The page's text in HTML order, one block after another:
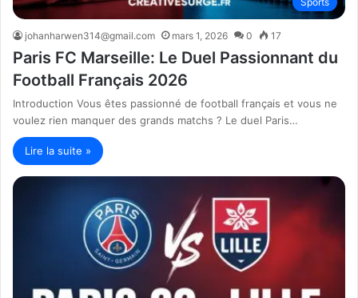
johanharwen314@gmail.com mars 1, 2026 0 17
Paris FC Marseille: Le Duel Passionnant du
Football Français 2026
Introduction Vous êtes passionné de football français et vous ne
voulez rien manquer des grands matchs ? Le duel Paris…
Lire la suite »